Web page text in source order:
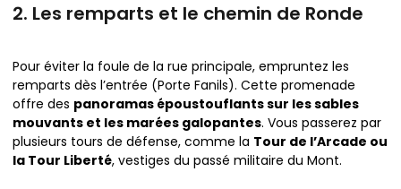
2. Les remparts et le chemin de Ronde
Pour éviter la foule de la rue principale, empruntez les
remparts dès l’entrée (Porte Fanils). Cette promenade
offre des panoramas époustouflants sur les sables
mouvants et les marées galopantes. Vous passerez par
plusieurs tours de défense, comme la Tour de l’Arcade ou
la Tour Liberté, vestiges du passé militaire du Mont.